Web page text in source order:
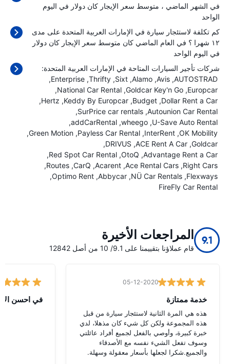
في الشهر الماضي ، متوسط سعر الإيجار كان دولار في اليوم
الواحد
كم تكلفة لاستئجار سيارة في الإمارات العربية المتحدة على مدى
١٢ شهرا ؟ في العام الماضي كان متوسط سعر الإيجار كان
دولار
في اليوم الواحد
شركات تأجير السيارات المتاحة في الإمارات العربية المتحدة:
AUTOSTRAD
Avis
Alamo
Sixt
Thrifty
Enterprise
Europcar
Goldcar Key'n Go
National Car Rental
Dollar Rent a Car
Budget
Keddy By Europcar
Hertz
Autounion Car Rental
SurPrice car rentals
U-Save Auto Rental
wheego
addCarRental
OK Mobility
InterRent
Payless Car Rental
Green Motion
Goldcar
ACE Rent A Car
DRIVUS
Advantage Rent a Car
OtoQ
Red Spot Car Rental
Right Cars
Ace Rental Cars
Acarent
CarQ
Routes
Flexways
NÜ Car Rentals
Abbycar
Optimo Rent
FireFly Car Rental
9.1 المراجعات الأخيرة
قام عملاؤنا بتقييمنا على 9.1/ 10 من أصل 12842
05-12-2020
خدمة ممتازة
هذه هي المرة الثانية لاستئجار سيارة من قبل
هذه المجموعة ولكن كل شيء كان مذهلا، لدي
خبرة كبيرة، وأوصي بالفعل لجميع أفراد عائلتي
وسوف تفعل الشيء نفسه مع الأصدقاء
والجميع.شكرا لجعلها بأسعار معقولة وسهلة.
في احسن